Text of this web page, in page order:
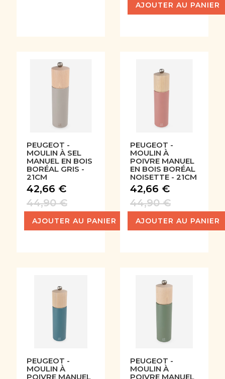
AJOUTER AU PANIER
PEUGEOT -
MOULIN À SEL
MANUEL EN BOIS
BORÉAL GRIS -
21CM
42,66 €
44,90 €
AJOUTER AU PANIER
PEUGEOT -
MOULIN À
POIVRE MANUEL
EN BOIS BORÉAL
NOISETTE - 21CM
42,66 €
44,90 €
AJOUTER AU PANIER
PEUGEOT -
MOULIN À
POIVRE MANUEL
PEUGEOT -
MOULIN À
POIVRE MANUEL